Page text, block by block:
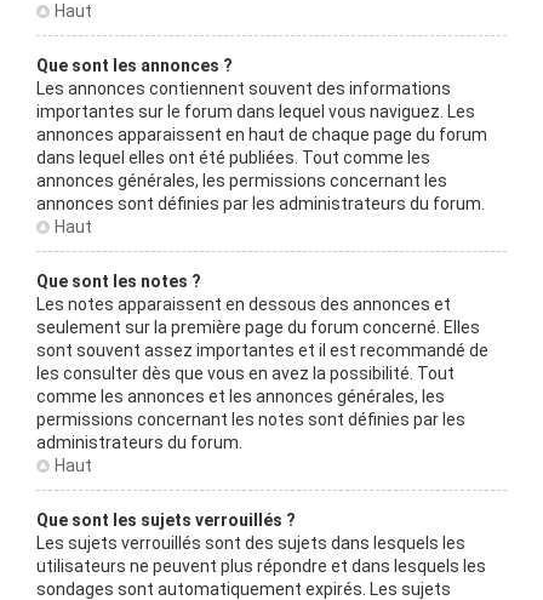
Haut
Que sont les annonces ?
Les annonces contiennent souvent des informations
importantes sur le forum dans lequel vous naviguez. Les
annonces apparaissent en haut de chaque page du forum
dans lequel elles ont été publiées. Tout comme les
annonces générales, les permissions concernant les
annonces sont définies par les administrateurs du forum.
Haut
Que sont les notes ?
Les notes apparaissent en dessous des annonces et
seulement sur la première page du forum concerné. Elles
sont souvent assez importantes et il est recommandé de
les consulter dès que vous en avez la possibilité. Tout
comme les annonces et les annonces générales, les
permissions concernant les notes sont définies par les
administrateurs du forum.
Haut
Que sont les sujets verrouillés ?
Les sujets verrouillés sont des sujets dans lesquels les
utilisateurs ne peuvent plus répondre et dans lesquels les
sondages sont automatiquement expirés. Les sujets